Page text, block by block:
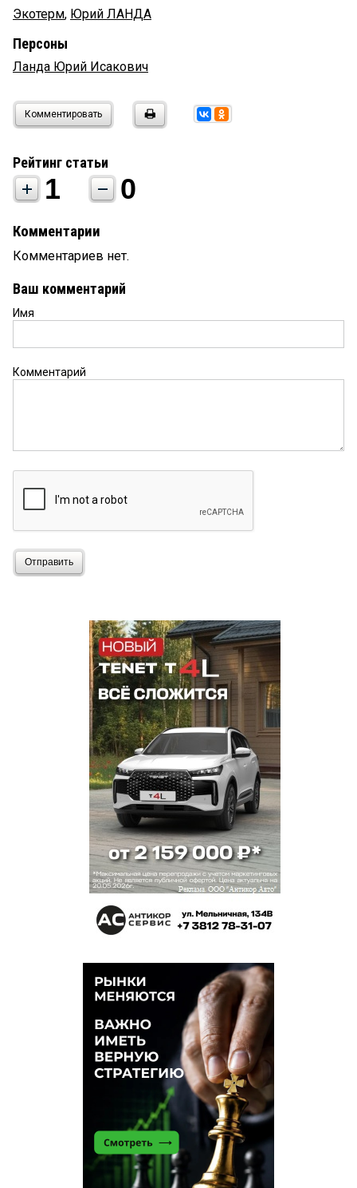
Экотерм, Юрий ЛАНДА
Персоны
Ланда Юрий Исакович
Комментировать
Рейтинг статьи
1 0
Комментарии
Комментариев нет.
Ваш комментарий
Имя
Комментарий
Отправить